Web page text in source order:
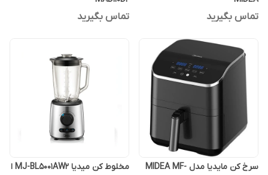
تماس بگیرید تماس بگیرید
سرخ کن مایدیا مدل MIDEA MF-
مخلوط کن میدیا MJ-BL5001AW2 ا